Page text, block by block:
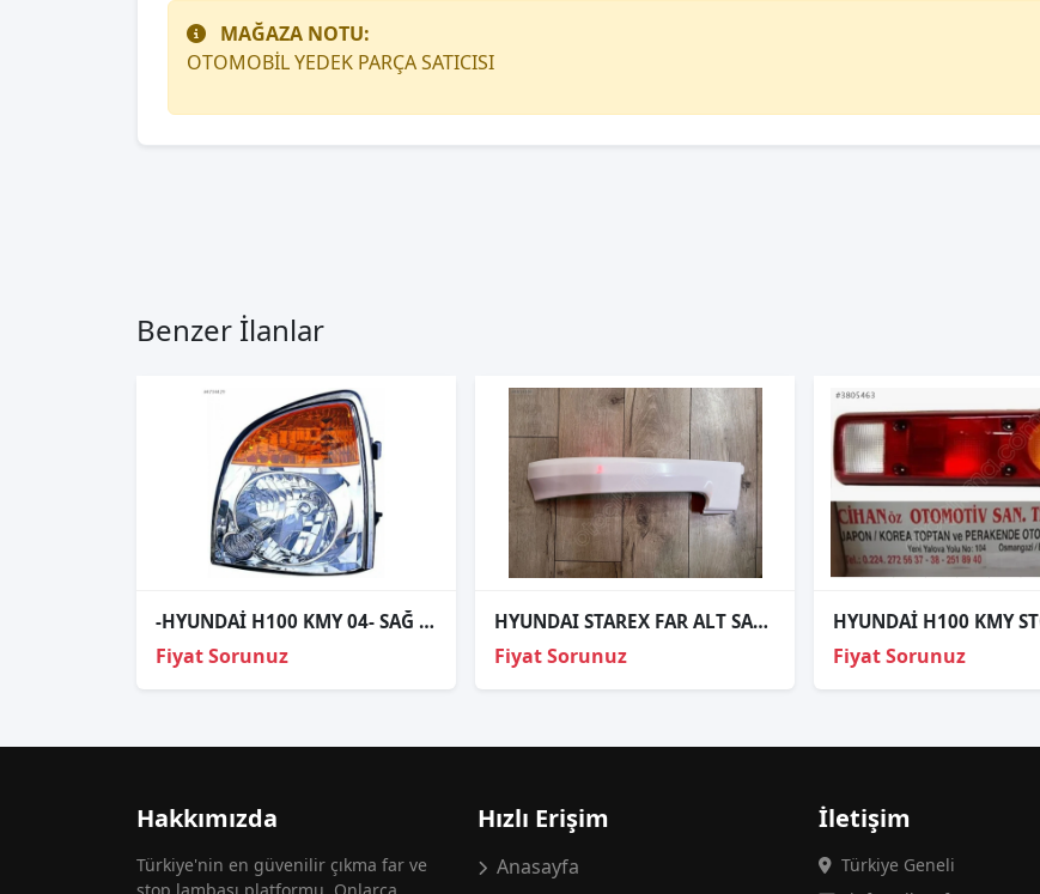
MAĞAZA NOTU:
OTOMOBİL YEDEK PARÇA SATICISI
Benzer İlanlar
-HYUNDAİ H100 KMY 04- SAĞ FAR- 92102-4F030
Fiyat Sorunuz
HYUNDAI STAREX FAR ALT SAC PARCA CITA R/L
Fiyat Sorunuz Fiyat Sorunuz
Hakkımızda
Türkiye'nin en güvenilir çıkma far ve
Hızlı Erişim
Anasayfa
İletişim
Türkiye Geneli